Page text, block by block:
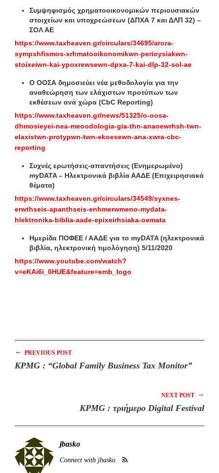
Συμψηφισμός χρηματοοικονομικών περιουσιακών
στοιχείων και υποχρεώσεων (ΔΠΧΑ 7 και ΔΛΠ 32) –
ΣΟΛ ΑΕ
https://www.taxheaven.gr/circulars/34695/arora-
sympshfismos-xrhmatooikonomikwn-perioysiakwn-
stoixeiwn-kai-ypoxrewsewn-dpxa-7-kai-dlp-32-sol-ae
Ο ΟΟΣΑ δημοσιεύει νέα μεθοδολογία για την
αναθεώρηση των ελάχιστων προτύπων των
εκθέσεων ανά χώρα (CbC Reporting)
https://www.taxheaven.gr/news/51325/o-oosa-
dhmosieyei-nea-meoodologia-gia-thn-anaoewrhsh-twn-
elaxistwn-protypwn-twn-ekoesewn-ana-xwra-cbc-
reporting
Συχνές ερωτήσεις-απαντήσεις (Ενημερωμένο)
myDATA – Ηλεκτρονικά βιβλία ΑΑΔΕ (Επιχειρησιακά
θέματα)
https://www.taxheaven.gr/circulars/34549/syxnes-
erwthseis-apanthseis-enhmerwmeno-mydata-
hlektronika-biblia-aade-epixeirhsiaka-oemata
Ημερίδα ΠΟΦΕΕ / ΑΑΔΕ για το myDATA (ηλεκτρονικά
βιβλία, ηλεκτρονική τιμολόγηση) 5/11/2020
https://www.youtube.com/watch?
v=eKAi6i_0HUE&feature=emb_logo
← PREVIOUS POST
KPMG : “Global Family Business Tax Monitor”
NEXT POST →
KPMG : τριήμερο Digital Festival
jbasko
Connect with jbasko